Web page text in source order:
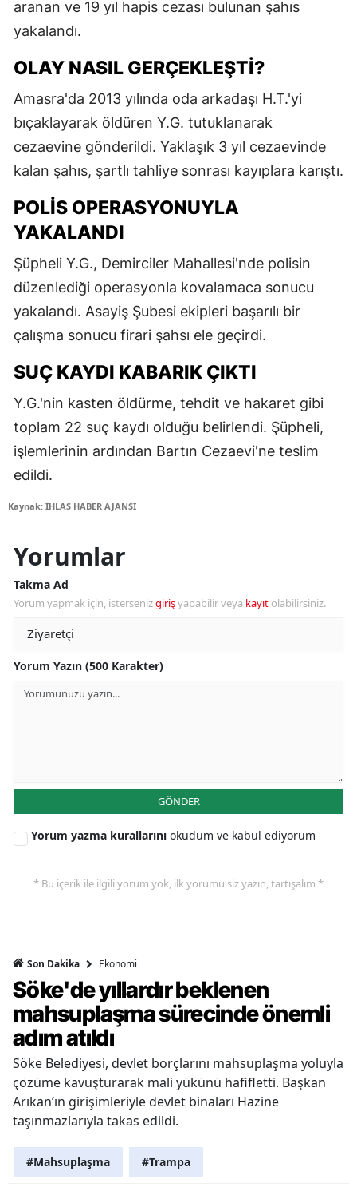
aranan ve 19 yıl hapis cezası bulunan şahıs
yakalandı.
OLAY NASIL GERÇEKLEŞTI?
Amasra'da 2013 yılında oda arkadaşı H.T.'yi
bıçaklayarak öldüren Y.G. tutuklanarak
cezaevine gönderildi. Yaklaşık 3 yıl cezaevinde
kalan şahıs, şartlı tahliye sonrası kayıplara karıştı.
POLIS OPERASYONUYLA
YAKALANDI
Şüpheli Y.G., Demirciler Mahallesi'nde polisin
düzenlediği operasyonla kovalamaca sonucu
yakalandı. Asayiş Şubesi ekipleri başarılı bir
çalışma sonucu firari şahsı ele geçirdi.
SUÇ KAYDI KABARIK ÇIKTI
Y.G.'nin kasten öldürme, tehdit ve hakaret gibi
toplam 22 suç kaydı olduğu belirlendi. Şüpheli,
işlemlerinin ardından Bartın Cezaevi'ne teslim
edildi.
Kaynak: İHLAS HABER AJANSI
Yorumlar
Takma Ad
Yorum yapmak için, istersenizgirişyapabilir veya kayıt olabilirsiniz.
Yorum Yazın (500 Karakter)
GÖNDER
Yorum yazma kurallarını okudum ve kabul ediyorum
* Bu içerik ile ilgili yorum yok, ilk yorumu siz yazın, tartışalım *
Son Dakika Ekonomi
Söke'de yıllardır beklenen
mahsuplaşma sürecinde önemli
adım atıldı
Söke Belediyesi, devlet borçlarını mahsuplaşma yoluyla
çözüme kavuşturarak mali yükünü hafifletti. Başkan
Arıkan’ın girişimleriyle devlet binaları Hazine
taşınmazlarıyla takas edildi.
#Mahsuplaşma #Trampa